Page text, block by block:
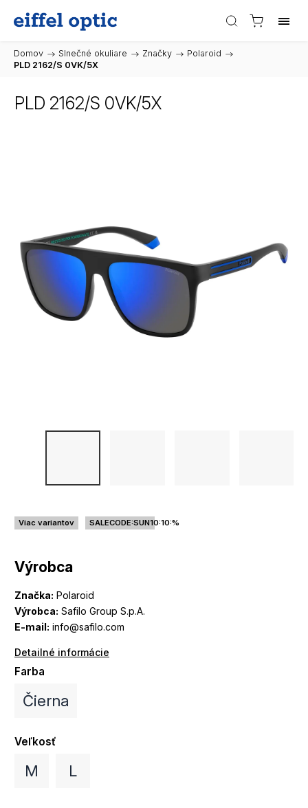
Domov / Slnečné okuliare / Značky / Polaroid /
PLD 2162/S 0VK/5X
PLD 2162/S 0VK/5X
Výrobca
Značka: Polaroid
Výrobca: Safilo Group S.p.A.
E-mail: info@safilo.com
Detailné informácie
Viac variantov SALECODE:SUN10:10:%
Farba
Čierna
Veľkosť
M L